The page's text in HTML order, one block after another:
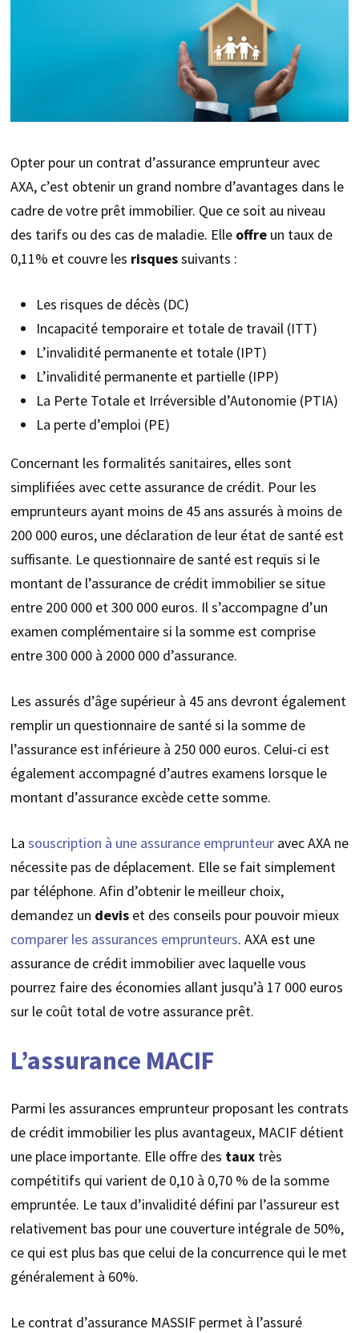
Opter pour un contrat d’assurance emprunteur avec
AXA, c’est obtenir un grand nombre d’avantages dans le
cadre de votre prêt immobilier. Que ce soit au niveau
des tarifs ou des cas de maladie. Elle offre un taux de
0,11% et couvre les risquessuivants :
Les risques de décès (DC)
Incapacité temporaire et totale de travail (ITT)
L’invalidité permanente et totale (IPT)
L’invalidité permanente et partielle (IPP)
La Perte Totale et Irréversible d’Autonomie (PTIA)
La perte d’emploi (PE)
Concernant les formalités sanitaires, elles sont
simplifiées avec cette assurance de crédit. Pour les
emprunteurs ayant moins de 45 ans assurés à moins de
200 000 euros, une déclaration de leur état de santé est
suffisante. Le questionnaire de santé est requis si le
montant de l’assurance de crédit immobilier se situe
entre 200 000 et 300 000 euros. Il s’accompagne d’un
examen complémentaire si la somme est comprise
entre 300 000 à 2000 000 d’assurance.
Les assurés d’âge supérieur à 45 ans devront également
remplir un questionnaire de santé si la somme de
l’assurance est inférieure à 250 000 euros. Celui-ci est
également accompagné d’autres examens lorsque le
montant d’assurance excède cette somme.
La souscription à une assurance emprunteuravec AXA ne
nécessite pas de déplacement. Elle se fait simplement
par téléphone. Afin d’obtenir le meilleur choix,
demandez un devis et des conseils pour pouvoir mieux
comparer les assurances emprunteurs. AXA est une
assurance de crédit immobilier avec laquelle vous
pourrez faire des économies allant jusqu’à 17 000 euros
sur le coût total de votre assurance prêt.
L’assurance MACIF
Parmi les assurances emprunteur proposant les contrats
de crédit immobilier les plus avantageux, MACIF détient
une place importante. Elle offre des taux très
compétitifs qui varient de 0,10 à 0,70 % de la somme
empruntée. Le taux d’invalidité défini par l’assureur est
relativement bas pour une couverture intégrale de 50%,
ce qui est plus bas que celui de la concurrence qui le met
généralement à 60%.
Le contrat d’assurance MASSIF permet à l’assuré